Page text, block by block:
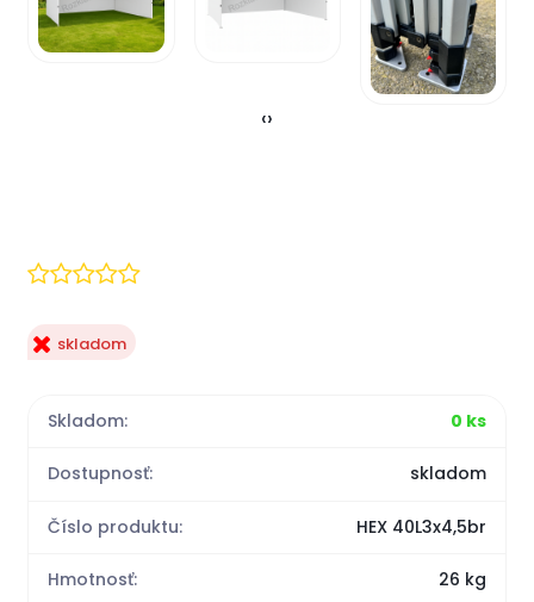
‹›
skladom
Skladom: 0 ks
Dostupnosť: skladom
Číslo produktu: HEX 40L3x4,5br
Hmotnosť: 26 kg